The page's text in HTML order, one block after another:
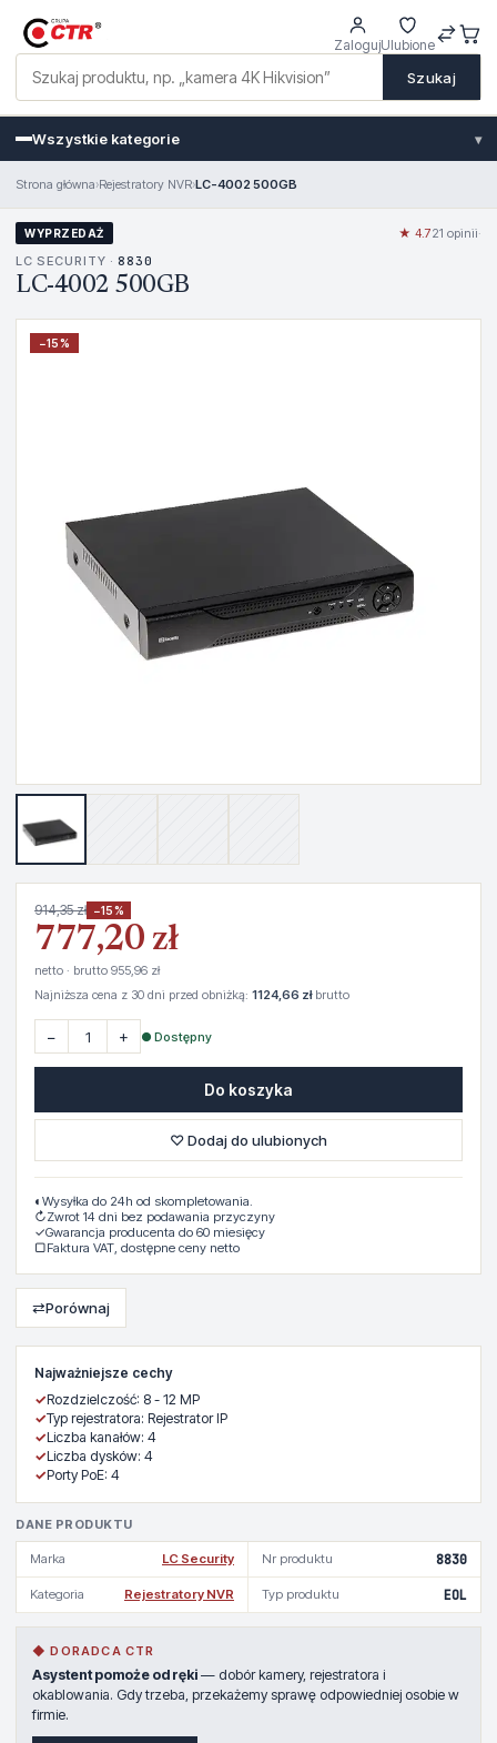
Szukaj
ZalogujUlubione
Wszystkie kategorie ▾
Strona główna›Rejestratory NVR›LC-4002 500GB
WYPRZEDAŻ
LC SECURITY · 8830
LC-4002 500GB
★ 4.721 opinii·
−15%
Najważniejsze cechy
✓Rozdzielczość: 8 - 12 MP
✓Typ rejestratora: Rejestrator IP
✓Liczba kanałów: 4
✓Liczba dysków: 4
✓Porty PoE: 4
DANE PRODUKTU
Marka LC Security Nr produktu 8830
Kategoria Rejestratory NVR Typ produktu EOL
◆ DORADCA CTR
Asystent pomoże od ręki — dobór kamery, rejestratora i
okablowania. Gdy trzeba, przekażemy sprawę odpowiedniej osobie w
firmie.
914,35 zł −15%
777,20 zł
netto · brutto 955,96 zł
Najniższa cena z 30 dni przed obniżką: 1124,66 złbrutto
− + ● Dostępny
Do koszyka
♡ Dodaj do ulubionych
◐ Wysyłka do 24h od skompletowania.
↻Zwrot 14 dni bez podawania przyczyny
✓Gwarancja producenta do 60 miesięcy
▢Faktura VAT, dostępne ceny netto
⇄Porównaj